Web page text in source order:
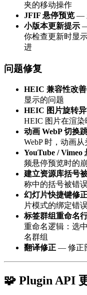
夹的移动操作
JFIF 悬停预览 —
小版本更新提示
你检查更新时显
进
问题修复
HEIC 兼容性改善
显示的问题
HEIC 图片旋转
HEIC 图片在渲
动画 WebP 切换
WebP 时，动画
YouTube / Vimeo
频悬停预览时的
建立资源库括号
称中的括号被错
幻灯片快捷键修
片模式的绑定错
标签群组重命名
重命名逻辑：选
名群组
翻译修正 — 修正
🧩 Plugin API